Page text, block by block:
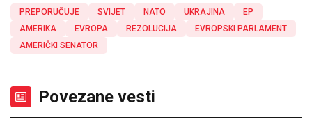
PREPORUČUJE SVIJET NATO UKRAJINA
EP
AMERIKA
EVROPA REZOLUCIJA
EVROPSKI PARLAMENT
AMERIČKI SENATOR
Povezane vesti